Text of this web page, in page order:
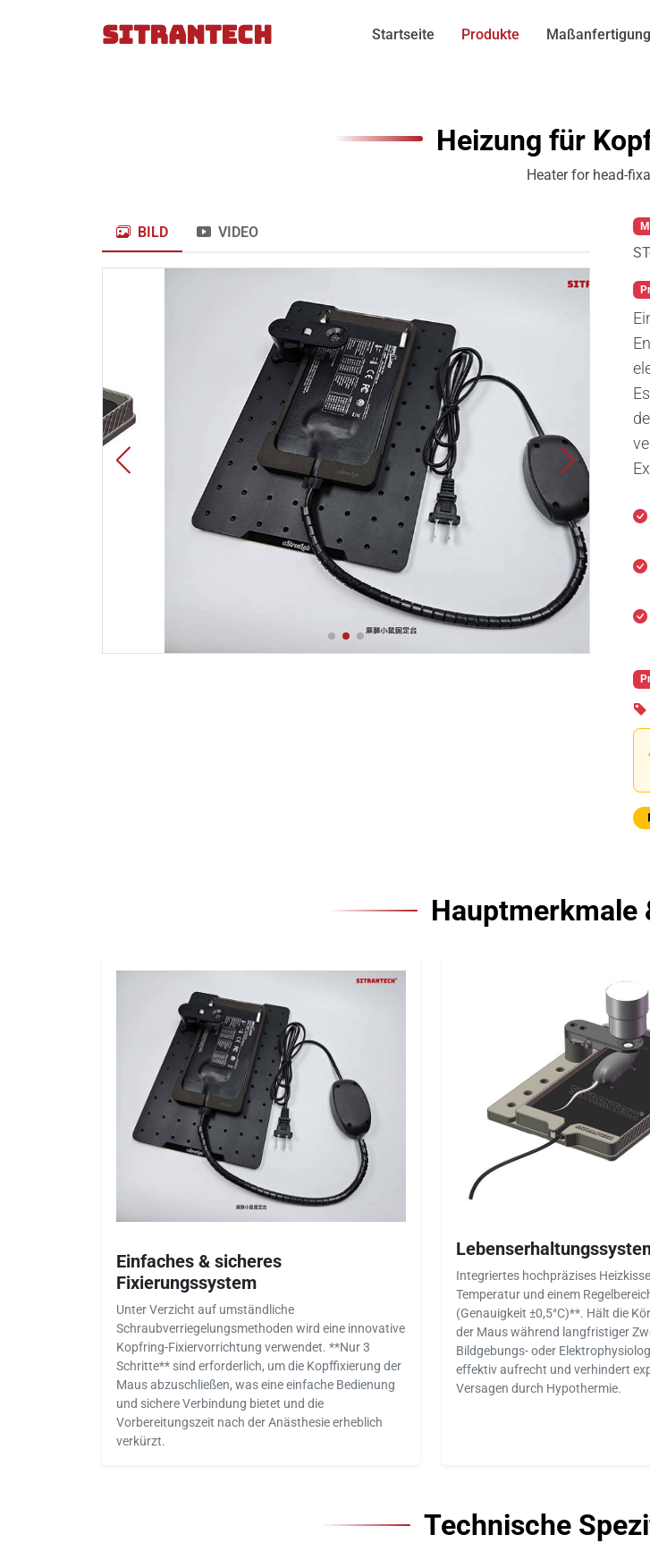
SITRANTECH Startseite Produkte Maßanfertigung
Heizung für
Heater for head-
BILD VIDEO
Hauptmerkmale
Einfaches & sicheres
Fixierungssystem
Unter Verzicht auf umständliche
Schraubverriegelungsmethoden wird eine innovative
Kopfring-Fixiervorrichtung verwendet. **Nur 3
Schritte** sind erforderlich, um die Kopffixierung der
Maus abzuschließen, was eine einfache Bedienung
und sichere Verbindung bietet und die
Vorbereitungszeit nach der Anästhesie erheblich
verkürzt.
Integriertes hochpräzises
Temperatur und einem
(Genauigkeit ±0,5°C)**. Hält die
der Maus während langfristiger
Bildgebungs- oder
effektiv aufrecht und verhindert
Versagen durch Hypothermie.
Technische